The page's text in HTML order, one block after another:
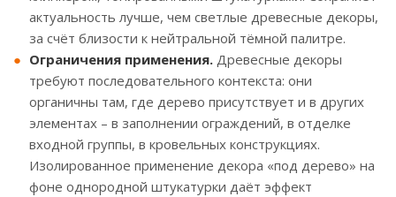
актуальность лучше, чем светлые древесные декоры,
за счёт близости к нейтральной тёмной палитре.
Ограничения применения. Древесные декоры
требуют последовательного контекста: они
органичны там, где дерево присутствует и в других
элементах – в заполнении ограждений, в отделке
входной группы, в кровельных конструкциях.
Изолированное применение декора «под дерево» на
фоне однородной штукатурки даёт эффект